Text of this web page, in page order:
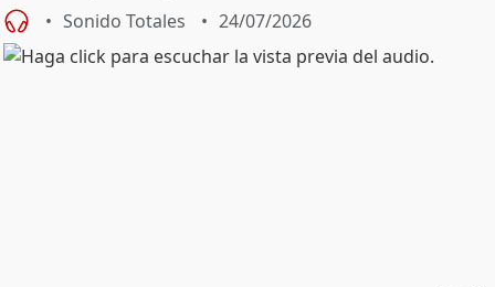
Sonido Totales 24/07/2026